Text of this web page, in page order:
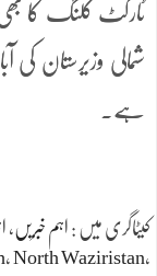
ٹارگٹ کلنگ کا
شمالی وزیرستان کی
ہے۔
کیٹاگری میں : اہم خبریں ،
، North Waziristan،